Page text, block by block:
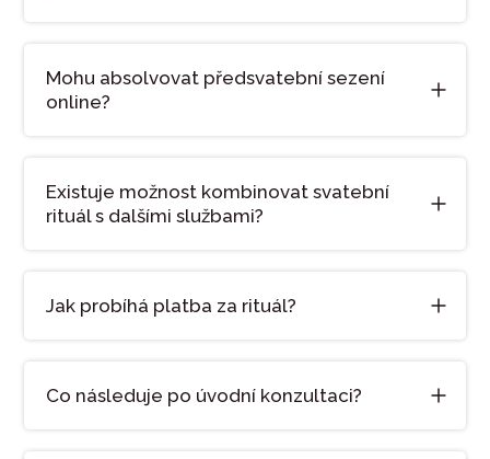
Mohu absolvovat předsvatební sezení
online?
Existuje možnost kombinovat svatební
rituál s dalšími službami?
Jak probíhá platba za rituál?
Co následuje po úvodní konzultaci?